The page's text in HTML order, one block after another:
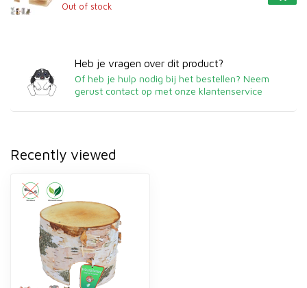
Out of stock
Heb je vragen over dit product?
Of heb je hulp nodig bij het bestellen? Neem
gerust contact op met onze klantenservice
Recently viewed